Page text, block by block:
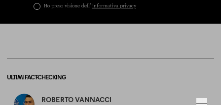
Ho preso visione dell’ informativa privacy
ULTIMI FACT-CHECKING
ROBERTO VANNACCI